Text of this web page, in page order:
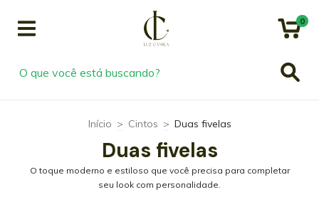
0
Início > Cintos > Duas fivelas
Duas fivelas
O toque moderno e estiloso que você precisa para completar
seu look com personalidade.